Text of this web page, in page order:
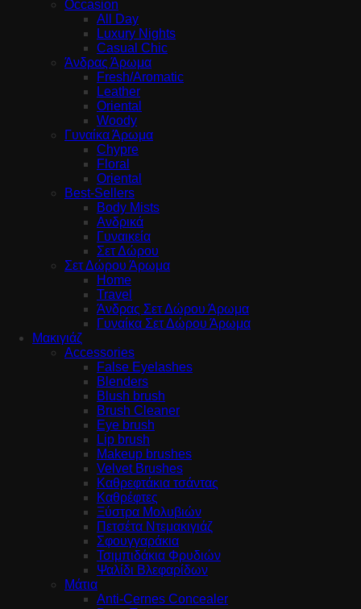
Occasion
All Day
Luxury Nights
Casual Chic
Άνδρας Άρωμα
Fresh/Aromatic
Leather
Oriental
Woody
Γυναίκα Άρωμα
Chypre
Floral
Oriental
Best-Sellers
Body Mists
Ανδρικά
Γυναικεία
Σετ Δώρου
Σετ Δώρου Άρωμα
Home
Travel
Άνδρας Σετ Δώρου Άρωμα
Γυναίκα Σετ Δώρου Άρωμα
Μακιγιάζ
Accessories
False Eyelashes
Blenders
Blush brush
Brush Cleaner
Eye brush
Lip brush
Makeup brushes
Velvet Brushes
Καθρεφτάκια τσάντας
Καθρέφτες
Ξύστρα Μολυβιών
Πετσέτα Ντεμακιγιάζ
Σφουγγαράκια
Τσιμπιδάκια Φρυδιών
Ψαλίδι Βλεφαρίδων
Μάτια
Anti-Cernes Concealer